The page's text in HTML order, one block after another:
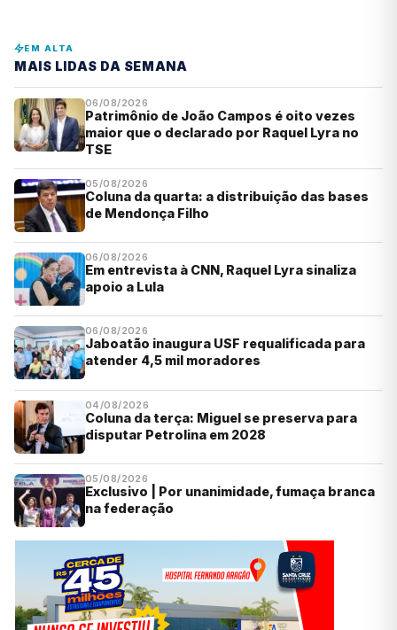
EM ALTA
MAIS LIDAS DA SEMANA
06/08/2026
Patrimônio de João Campos é oito vezes
maior que o declarado por Raquel Lyra no
TSE
05/08/2026
Coluna da quarta: a distribuição das bases
de Mendonça Filho
06/08/2026
Em entrevista à CNN, Raquel Lyra sinaliza
apoio a Lula
06/08/2026
Jaboatão inaugura USF requalificada para
atender 4,5 mil moradores
04/08/2026
Coluna da terça: Miguel se preserva para
disputar Petrolina em 2028
05/08/2026
Exclusivo | Por unanimidade, fumaça branca
na federação